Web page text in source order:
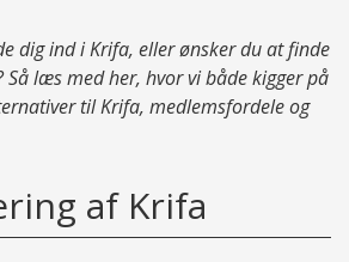
dig ind i Krifa, eller ønsker du at finde
læs med her, hvor vi både kigger på
til Krifa, medlemsfordele og
af Krifa